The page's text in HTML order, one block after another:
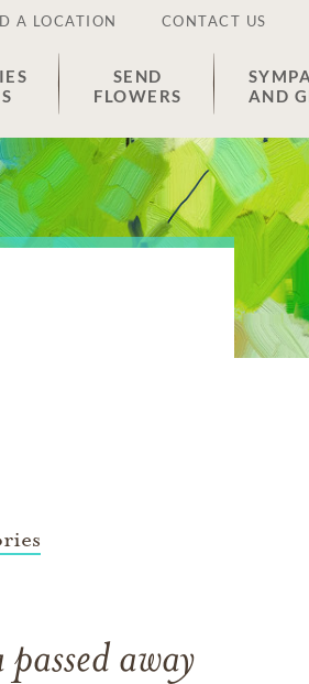
A LOCATION CONTACT US
SEND
FLOWERS
AND
away